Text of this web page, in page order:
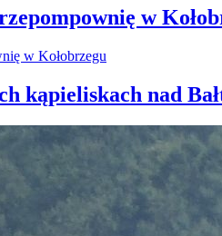
w
kąpieliskach nad